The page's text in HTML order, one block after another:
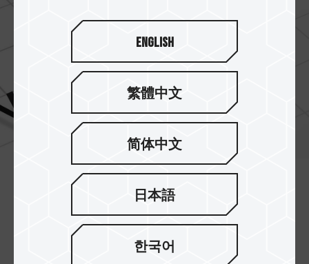
A2 / U3 / V30 등급 지원
애플리케이션 성능 등급A2표준을 지원하여 애플리
케이션 로딩 속도를 향상하여 사용이 편리하며, SD
협회에서 발표한 UHS 속도 등급 3
및 영상 속
English
繁體中文
简体中文
日本語
한국어